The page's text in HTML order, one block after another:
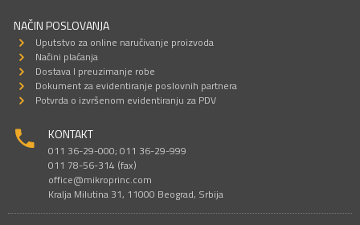
NAČIN POSLOVANJA
Uputstvo za online naručivanje proizvoda
Načini plaćanja
Dostava I preuzimanje robe
Dokument za evidentiranje poslovnih partnera
Potvrda o izvršenom evidentiranju za PDV
KONTAKT
011 36-29-000; 011 36-29-999
011 78-56-314 (fax)
office@mikroprinc.com
Kralja Milutina 31, 11000 Beograd, Srbija